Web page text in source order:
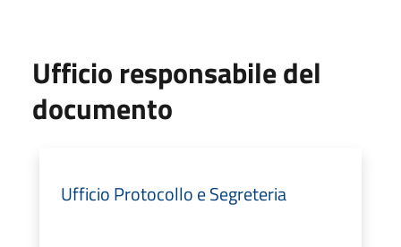
Ufficio responsabile del
documento
Ufficio Protocollo e Segreteria